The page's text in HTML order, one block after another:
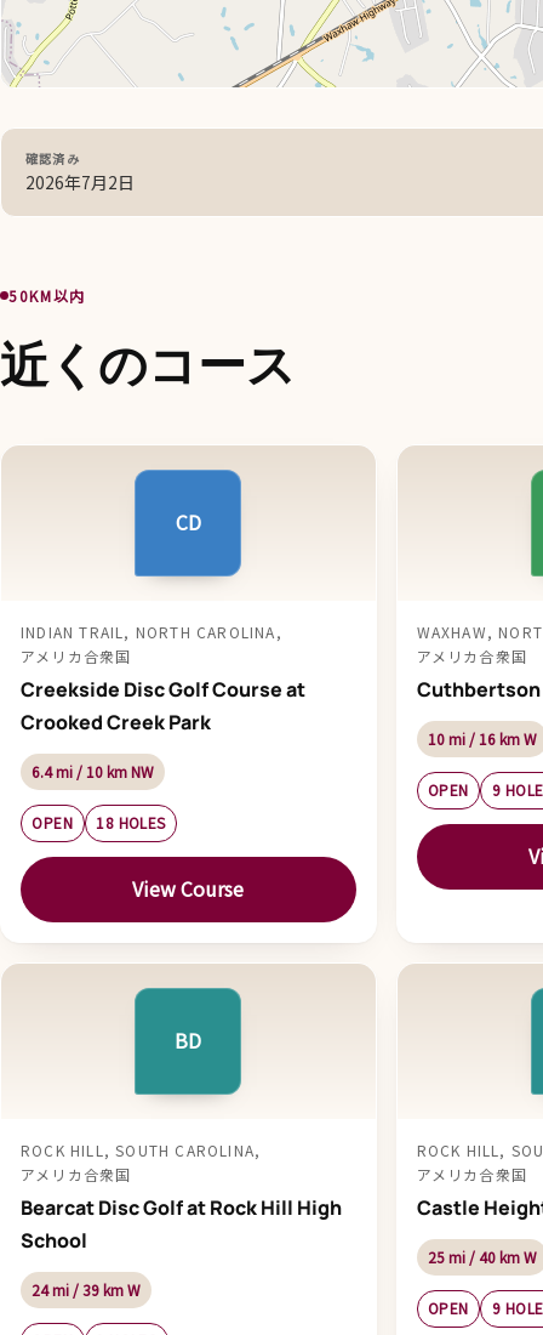
確認済み
2026年7月2日
50KM以内
近くのコース
CD
INDIAN TRAIL, NORTH CAROLINA,
アメリカ合衆国
Creekside Disc Golf Course at
Crooked Creek Park
6.4 mi / 10 km NW
OPEN 18 HOLES
View Course
WAXHAW,
アメリカ合衆国
10 mi / 16 km W
OPEN 9
BD
ROCK HILL, SOUTH CAROLINA,
アメリカ合衆国
Bearcat Disc Golf at Rock Hill High
School
24 mi / 39 km W
ROCK HILL,
アメリカ合衆国
Castle
25 mi / 40 km W
OPEN 9